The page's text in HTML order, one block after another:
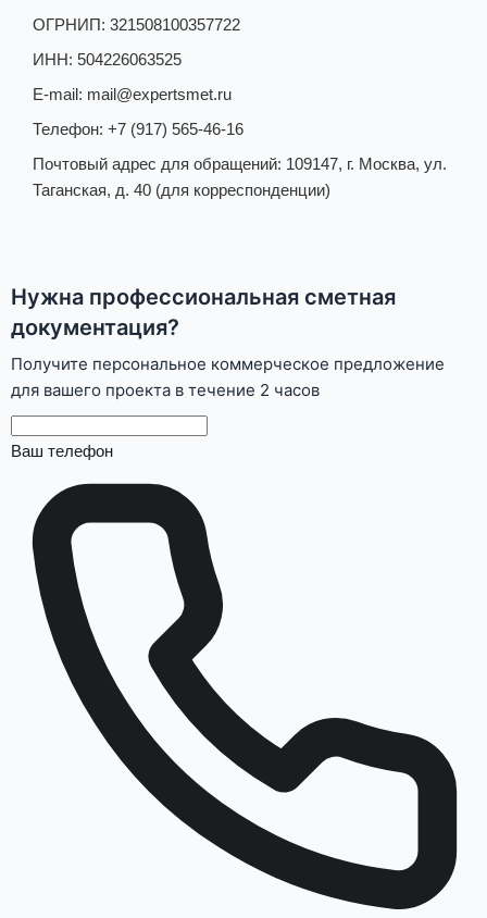
ОГРНИП: 321508100357722
ИНН: 504226063525
E-mail: mail@expertsmet.ru
Телефон: +7 (917) 565-46-16
Почтовый адрес для обращений: 109147, г. Москва, ул.
Таганская, д. 40 (для корреспонденции)
Нужна профессиональная сметная
документация?
Получите персональное коммерческое предложение
для вашего проекта в течение 2 часов
Ваш телефон